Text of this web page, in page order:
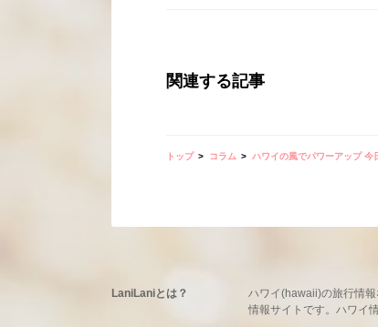
関連する記事
トップ コラム ハワイの風でパワーアップ 今
LaniLaniとは？
ハワイ(hawaii)の旅行情
情報サイトです。ハワイ